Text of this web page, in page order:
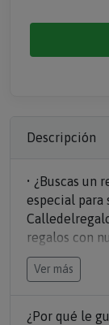
Descripción
• ¿Buscas un
especial para
regalos con
• Como el
• Un bloc de
Ver más
¿Por qué le